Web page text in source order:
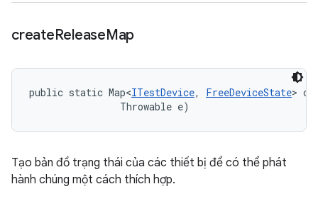
createReleaseMap
public static Map<ITestDevice, FreeDeviceState>
                Throwable e)
Tạo bản đồ trạng thái của các thiết bị để có thể phát
hành chúng một cách thích hợp.